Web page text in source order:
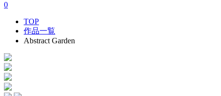
0
TOP
作品一覧
Abstract Garden